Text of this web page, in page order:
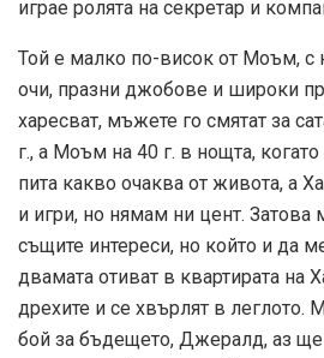
играе ролята на секретар и
Той е малко по-висок от Моъм, с
очи, празни джобове и широки
харесват, мъжете го смятат за
г., а Моъм на 40 г. в нощта,
пита какво очаква от живота, а
и игри, но нямам ни цент. Затова
същите интереси, но който и да
двамата отиват в квартирата на
дрехите и се хвърлят в леглото.
бой за бъдещето, Джералд, аз ще